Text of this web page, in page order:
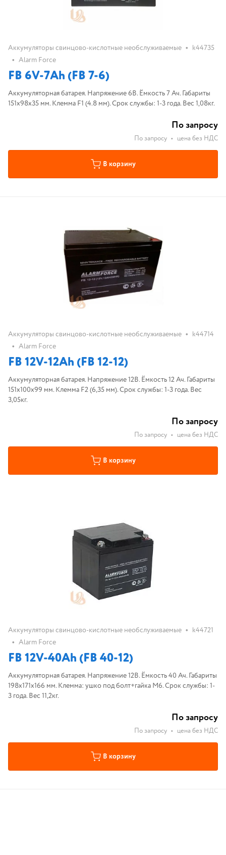
Аккумуляторы свинцово-кислотные необслуживаемые • k44735
• Alarm Force
FB 6V-7Ah (FB 7-6)
Аккумуляторная батарея. Напряжение 6В. Ёмкость 7 Ач. Габариты
151х98х35 мм. Клемма F1 (4.8 мм). Срок службы: 1-3 года. Вес 1,08кг.
По запросу
По запросу • цена без НДС
В корзину
Аккумуляторы свинцово-кислотные необслуживаемые • k44714
• Alarm Force
FB 12V-12Ah (FB 12-12)
Аккумуляторная батарея. Напряжение 12В. Ёмкость 12 Ач. Габариты
151х100х99 мм. Клемма F2 (6,35 мм). Срок службы: 1-3 года. Вес
3,05кг.
По запросу
По запросу • цена без НДС
В корзину
Аккумуляторы свинцово-кислотные необслуживаемые • k44721
• Alarm Force
FB 12V-40Ah (FB 40-12)
Аккумуляторная батарея. Напряжение 12В. Ёмкость 40 Ач. Габариты
198х171х166 мм. Клемма: ушко под болт+гайка M6. Срок службы: 1-
3 года. Вес 11,2кг.
По запросу
По запросу • цена без НДС
В корзину